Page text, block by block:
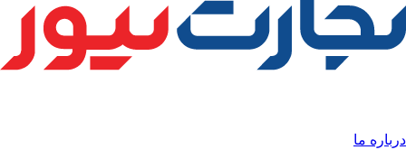
درباره ما